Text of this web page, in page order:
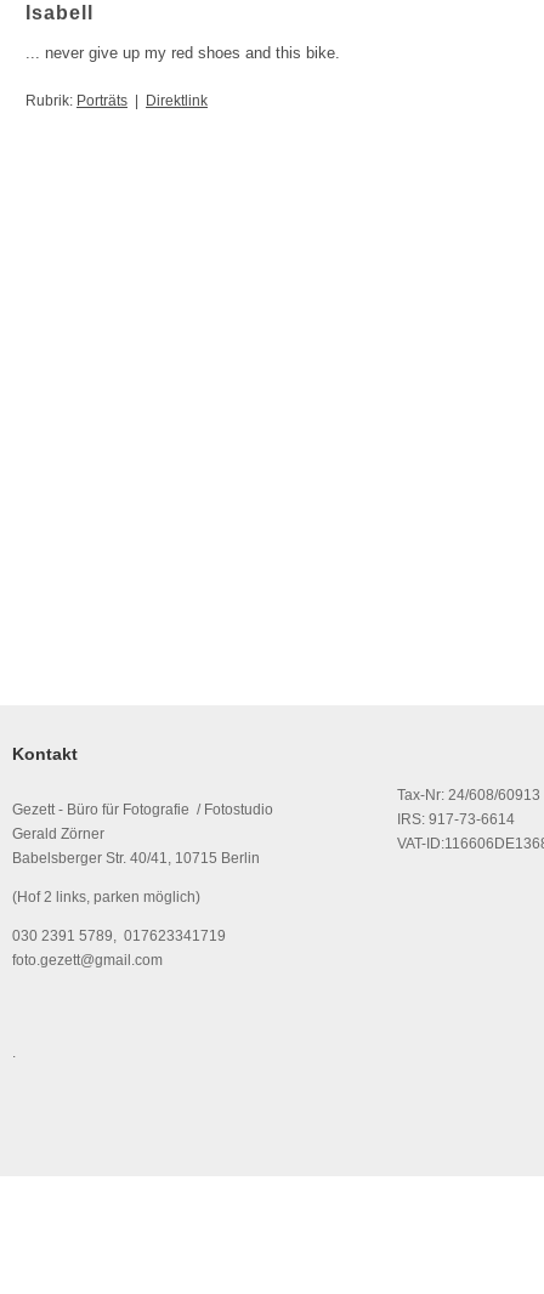
Isabell
... never give up my red shoes and this bike.
Rubrik: Porträts Direktlink
Kontakt
Gezett - Büro für Fotografie / Fotostudio
Gerald Zörner
Babelsberger Str. 40/41, 10715 Berlin
(Hof 2 links, parken möglich)
030 2391 5789, 017623341719
foto.gezett@gmail.com
Tax-Nr: 24/608/60913
IRS: 917-73-6614
VAT-
.